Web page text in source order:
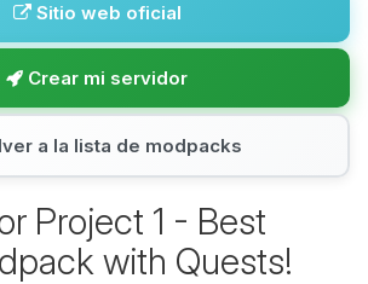
Sitio web oficial
Crear mi servidor
a la lista de modpacks
Project 1 - Best
with Quests!